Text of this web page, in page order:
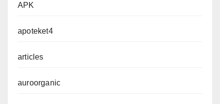
APK
apoteket4
articles
auroorganic